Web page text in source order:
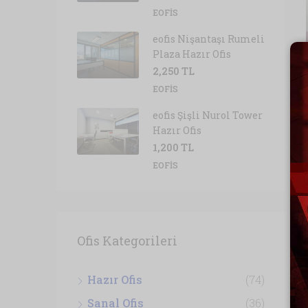
EOFIS
eofis Nişantaşı Rumeli
Plaza Hazır Ofis
2,250 TL
EOFIS
eofis Şişli Nurol Tower
Hazır Ofis
1,200 TL
EOFIS
Ofis Kategorileri
Hazır Ofis
(74)
Sanal Ofis
(36)